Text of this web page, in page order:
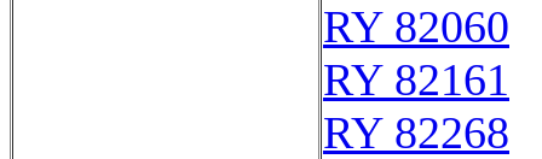
RY 82060
RY 82161
RY 82268